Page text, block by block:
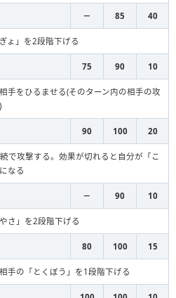
－ 85 40
ょ」を2段階下げる
75 90 10
手をひるませる(そのターン内の相手の攻
90 100 20
で攻撃する。効果が切れると自分が「こ
なる
－ 90 10
さ」を2段階下げる
80 100 15
手の「とくぼう」を1段階下げる